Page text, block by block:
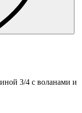
3/4 с воланами и